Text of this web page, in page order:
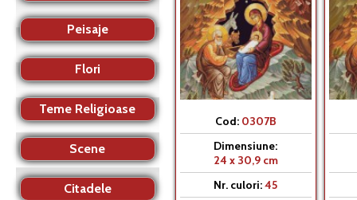
Cod: 0307B
Dimensiune:
24 x 30,9 cm
Nr. culori:45
Peisaje
Flori
Teme Religioase
Scene
Citadele